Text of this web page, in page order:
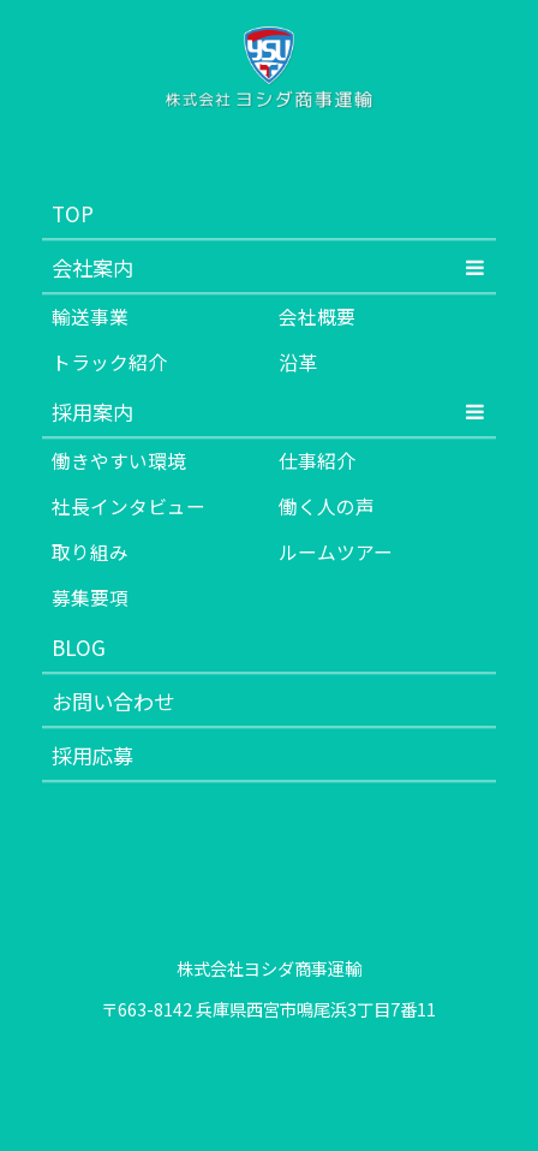
TOP
会社案内
輸送事業
会社概要
トラック紹介
沿革
採用案内
働きやすい環境
仕事紹介
社長インタビュー
働く人の声
取り組み
ルームツアー
募集要項
BLOG
お問い合わせ
採用応募
株式会社ヨシダ商事運輸
〒663-8142 兵庫県西宮市鳴尾浜3丁目7番11